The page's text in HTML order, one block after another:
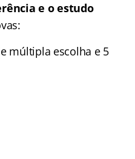
e o estudo
múltipla escolha e 5